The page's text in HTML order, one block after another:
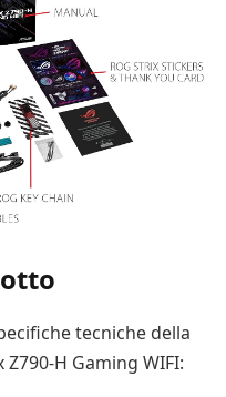
tecniche della
Z790-H Gaming WIFI: